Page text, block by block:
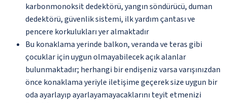
karbonmonoksit dedektörü, yangın söndürücü, duman
dedektörü, güvenlik sistemi, ilk yardım çantası ve
pencere korkulukları yer almaktadır
Bu konaklama yerinde balkon, veranda ve teras gibi
çocuklar için uygun olmayabilecek açık alanlar
bulunmaktadır; herhangi bir endişeniz varsa varışınızdan
önce konaklama yeriyle iletişime geçerek size uygun bir
oda ayarlayıp ayarlayamayacaklarını teyit etmenizi